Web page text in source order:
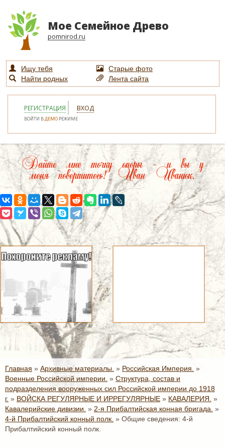
Мое Семейное Древо
pomnirod.ru
Ищу тебя
Старые фото
Найти родных
Лента сайта
РЕГИСТРАЦИЯ ВХОД
ВОЙТИ ВДЕМО РЕЖИМЕ
Дайте мне точку опоры – и вы у
меня повертитесь! Иван Иванюк.
Главная » Архивные материалы. » Российская Империя. »
Военные Российской империи. » Структура, состав и
подразделения вооруженных сил Российской империи до 1918
г. » ВОЙСКА РЕГУЛЯРНЫЕ И ИРРЕГУЛЯРНЫЕ » КАВАЛЕРИЯ. »
Кавалерийские дивизии. » 2-я Прибалтийская конная бригада. »
4-й Прибалтийский конный полк. » Общие сведения: 4-й
Прибалтийский конный полк.